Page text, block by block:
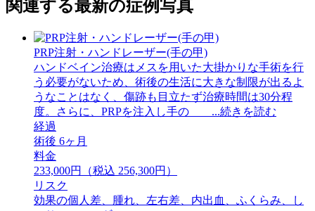
関連する最新の症例写真
PRP注射・ハンドレーザー(手の甲)
ハンドベイン治療はメスを用いた大掛かりな手術を行
う必要がないため、術後の生活に大きな制限が出るよ
うなことはなく、傷跡も目立たず治療時間は30分程
度。さらに、PRPを注入し手の ...続きを読む
経過
術後 6ヶ月
料金
233,000円（税込 256,300円）
リスク
効果の個人差、腫れ、左右差、内出血、ふくらみ、し